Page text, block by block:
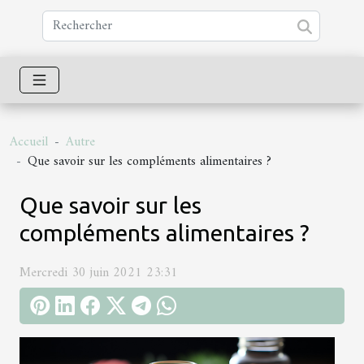
Accueil
Autre
Que savoir sur les compléments alimentaires ?
Que savoir sur les
compléments alimentaires ?
Mercredi 30 juin 2021 23:31